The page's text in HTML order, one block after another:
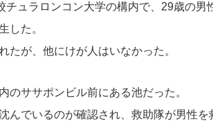
チュラロンコン大学の構内で、29歳の男
した。
たが、他にけが人はいなかった。
のササポンビル前にある池だった。
んでいるのが確認され、救助隊が男性を